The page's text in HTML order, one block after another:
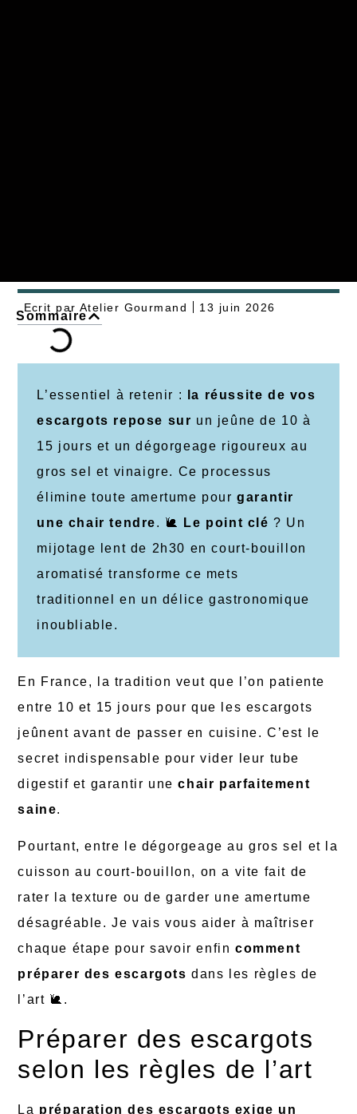
Ecrit par Atelier Gourmand 13 juin 2026
Sommaire
L’essentiel à retenir :
la réussite de vos
escargots repose sur un jeûne de 10 à
15 jours et un dégorgeage rigoureux au
gros sel et vinaigre. Ce processus
élimine toute amertume pourgarantir
une chair tendre. 🐌 Le point clé ? Un
mijotage lent de 2h30 en court-bouillon
aromatisé transforme ce mets
traditionnel en un délice gastronomique
inoubliable.
En France, la tradition veut que l’on patiente
entre 10 et 15 jours pour que les escargots
jeûnent avant de passer en cuisine. C’est le
secret indispensable pour vider leur tube
digestif et garantir unechair parfaitement
saine.
Pourtant, entre le dégorgeage au gros sel et la
cuisson au court-bouillon, on a vite fait de
rater la texture ou de garder une amertume
désagréable. Je vais vous aider à maîtriser
chaque étape pour savoir enfincomment
préparer des escargots dans les règles de
l’art 🐌.
Préparer des escargots
selon les règles de l’art
La préparation des escargots exige un